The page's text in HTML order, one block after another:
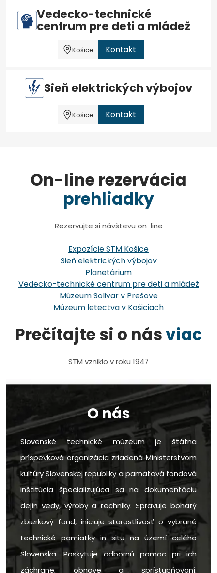
Vedecko-technické
centrum pre deti a mládež
Košice Kontakt
Sieň elektrických výbojov
Košice Kontakt
On-line rezervácia
prehliadky
Rezervujte si návštevu on-line
Expozície STM Košice
Sieň elektrických výbojov
Planetárium
Vedecko-technické centrum pre deti a mládež
Múzeum Solivar v Prešove
Múzeum letectva v Košiciach
Prečítajte si o násviac
STM vzniklo v roku 1947
O nás
Slovenské technické múzeum je štátna
príspevková organizácia zriadená Ministerstvom
kultúry Slovenskej republiky a pamäťová fondová
inštitúcia špecializujúca sa na dokumentáciu
dejín vedy, výroby a techniky. Spravuje bohatý
zbierkový fond, iniciuje starostlivosť o vybrané
technické pamiatky in situ na území celého
Slovenska. Poskytuje odbornú pomoc pri ich
záchrane, obnove a sprístupňovaní.